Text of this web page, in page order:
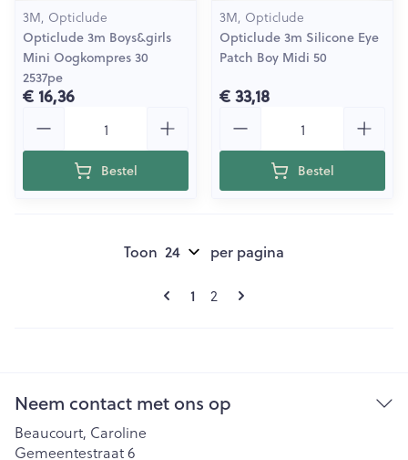
3M, Opticlude
Opticlude 3m Boys&girls
Mini Oogkompres 30
2537pe
€ 16,36
Bestel
3M, Opticlude
Opticlude 3m Silicone Eye
Patch Boy Midi 50
€ 33,18
Bestel
Pagina's
U lees momenteel pagina
1 Pagina
2
Toon per pagina
Neem contact met ons op
Beaucourt, Caroline
Gemeentestraat 6